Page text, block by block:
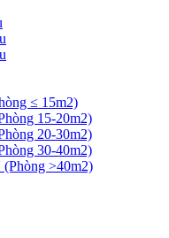
≤ 15m2)
15-20m2)
20-30m2)
30-40m2)
>40m2)